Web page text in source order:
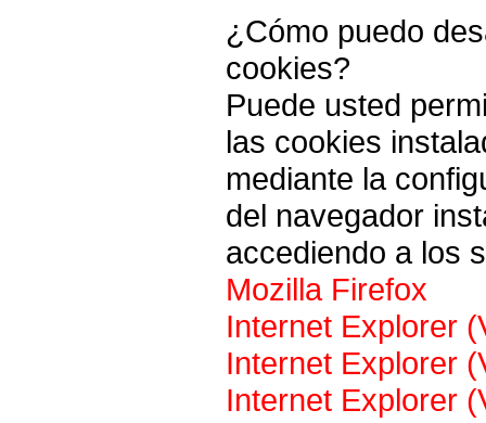
¿Cómo puedo
cookies?
Puede usted
las cookies
mediante la
del navegador
accediendo a los
Mozilla Firefox
Internet Explorer
Internet Explorer
Internet Explorer